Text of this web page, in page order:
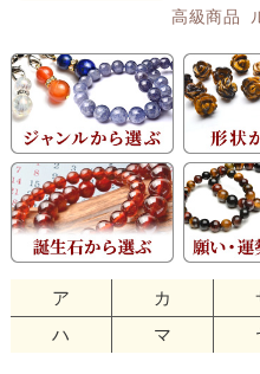
高級商品
ア カ
ハ
マ